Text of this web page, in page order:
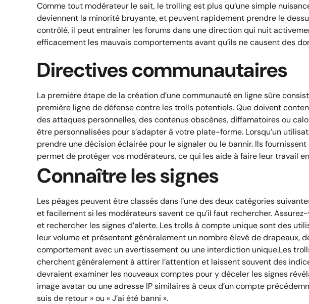
Comme tout modérateur le sait, le trolling est plus qu’une simple
deviennent la minorité bruyante, et peuvent rapidement prendre le
contrôlé, il peut entraîner les forums dans une direction qui nuit
efficacement les mauvais comportements avant qu’ils ne causent des
Directives communautaires
La première étape de la création d’une communauté en ligne sûre
première ligne de défense contre les trolls potentiels. Que doivent
des attaques personnelles, des contenus obscènes, diffamatoires ou
être personnalisées pour s’adapter à votre plate-forme. Lorsqu’un
prendre une décision éclairée pour le signaler ou le bannir. Ils
permet de protéger vos modérateurs, ce qui les aide à faire leur travail
Connaître les signes
Les péages peuvent être classés dans l’une des deux catégories
et facilement si les modérateurs savent ce qu’il faut rechercher.
et rechercher les signes d’alerte. Les trolls à compte unique sont des
leur volume et présentent généralement un nombre élevé de
comportement avec un avertissement ou une interdiction unique.Les
cherchent généralement à attirer l’attention et laissent souvent des
devraient examiner les nouveaux comptes pour y déceler les signes
image avatar ou une adresse IP similaires à ceux d’un compte
suis de retour » ou « J’ai été banni ».